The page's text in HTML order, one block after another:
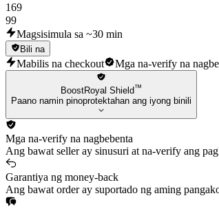
169
99
Magsisimula sa ~30 min
Bili na
Mabilis na checkout Mga na-verify na
BoostRoyal Shield™
Paano namin pinoprotektahan ang iyong binili
Mga na-verify na nagbebenta
Ang bawat seller ay sinusuri at na-verify ang
Garantiya ng money-back
Ang bawat order ay suportado ng aming